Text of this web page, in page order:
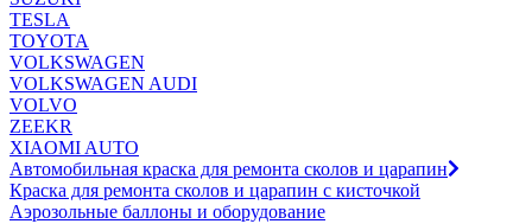
TESLA
TOYOTA
VOLKSWAGEN
VOLKSWAGEN AUDI
VOLVO
ZEEKR
XIAOMI AUTO
Автомобильная краска для ремонта сколов и царапин
Краска для ремонта сколов и царапин с кисточкой
Аэрозольные баллоны и оборудование